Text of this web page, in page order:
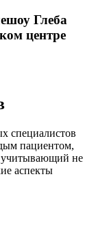
Глеба
центре
специалистов
пациентом,
учитывающий не
аспекты